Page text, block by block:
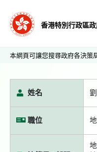
香港特別行政區
本網頁可讓您搜尋政府各決策
姓名
職位